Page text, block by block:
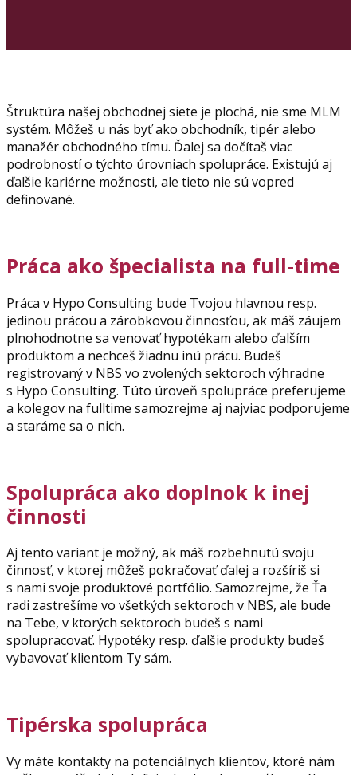
Štruktúra našej obchodnej siete je plochá, nie sme MLM
systém. Môžeš u nás byť ako obchodník, tipér alebo
manažér obchodného tímu. Ďalej sa dočítaš viac
podrobností o týchto úrovniach spolupráce. Existujú aj
ďalšie kariérne možnosti, ale tieto nie sú vopred
definované.
Práca ako špecialista na full-time
Práca v Hypo Consulting bude Tvojou hlavnou resp.
jedinou prácou a zárobkovou činnosťou, ak máš záujem
plnohodnotne sa venovať hypotékam alebo ďalším
produktom a nechceš žiadnu inú prácu. Budeš
registrovaný v NBS vo zvolených sektoroch výhradne
s Hypo Consulting. Túto úroveň spolupráce preferujeme
a kolegov na fulltime samozrejme aj najviac podporujeme
a staráme sa o nich.
Spolupráca ako doplnok k inej
činnosti
Aj tento variant je možný, ak máš rozbehnutú svoju
činnosť, v ktorej môžeš pokračovať ďalej a rozšíriš si
s nami svoje produktové portfólio. Samozrejme, že Ťa
radi zastrešíme vo všetkých sektoroch v NBS, ale bude
na Tebe, v ktorých sektoroch budeš s nami
spolupracovať. Hypotéky resp. ďalšie produkty budeš
vybavovať klientom Ty sám.
Tipérska spolupráca
Vy máte kontakty na potenciálnych klientov, ktoré nám